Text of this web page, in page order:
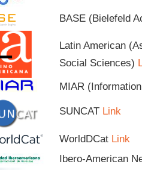
BASE (Bielefeld
Latin American
Social Sciences)
MIAR
SUNCAT Link
WorldDCat Link
Ibero-American